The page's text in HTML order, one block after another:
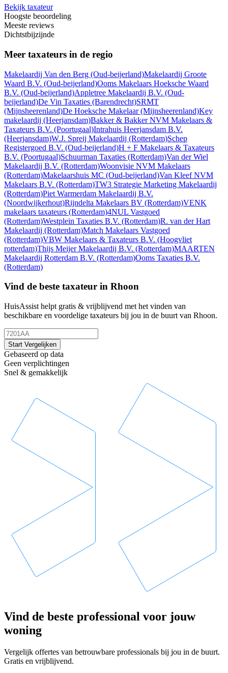
Bekijk taxateur
Hoogste beoordeling
Meeste reviews
Dichtstbijzijnde
Meer taxateurs in de regio
Makelaardij Van den Berg (Oud-beijerland)Makelaardij Groote
Waard B.V. (Oud-beijerland)Ooms Makelaars Hoeksche Waard
B.V. (Oud-beijerland)Appletree Makelaardij B.V. (Oud-
beijerland)De Vin Taxaties (Barendrecht)SRMT
(Mijnsheerenland)De Hoeksche Makelaar(Mijnsheerenland)Key
makelaardij (Heerjansdam)Bakker & Bakker NVM Makelaars &
Taxateurs B.V. (Poortugaal)Intrahuis Heerjansdam B.V.
(Heerjansdam)W.J. Spreij Makelaardij (Rotterdam)Schep
Registergoed B.V. (Oud-beijerland)H + F Makelaars & Taxateurs
B.V. (Poortugaal)Schuurman Taxaties (Rotterdam)Van der Wiel
Makelaardij B.V. (Rotterdam)Woonvisie NVM Makelaars
(Rotterdam)Makelaarshuis MC (Oud-beijerland)Van Kleef NVM
Makelaars B.V. (Rotterdam)TW3 Strategie Marketing Makelaardij
(Rotterdam)Piet Warmerdam Makelaardij B.V.
(Noordwijkerhout)Rijndelta Makelaars BV (Rotterdam)VENK
makelaars taxateurs (Rotterdam)4NUL Vastgoed
(Rotterdam)Westplein Taxaties B.V. (Rotterdam)R. van der Hart
Makelaardij (Rotterdam)Match Makelaars Vastgoed
(Rotterdam)VBW Makelaars & Taxateurs B.V. (Hoogvliet
rotterdam)Thijs Meijer Makelaardij B.V. (Rotterdam)MAARTEN
Makelaardij Rotterdam B.V. (Rotterdam)Ooms Taxaties B.V.
(Rotterdam)
Vind de beste taxateur in Rhoon
HuisAssist helpt gratis & vrijblijvend met het vinden van
beschikbare en voordelige taxateurs bij jou in de buurt van Rhoon.
Start Vergelijken
Gebaseerd op data
Geen verplichtingen
Snel & gemakkelijk
Vind de beste professional voor jouw
woning
Vergelijk offertes van betrouwbare professionals bij jou in de buurt.
Gratis en vrijblijvend.